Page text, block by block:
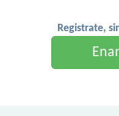
Registrate,